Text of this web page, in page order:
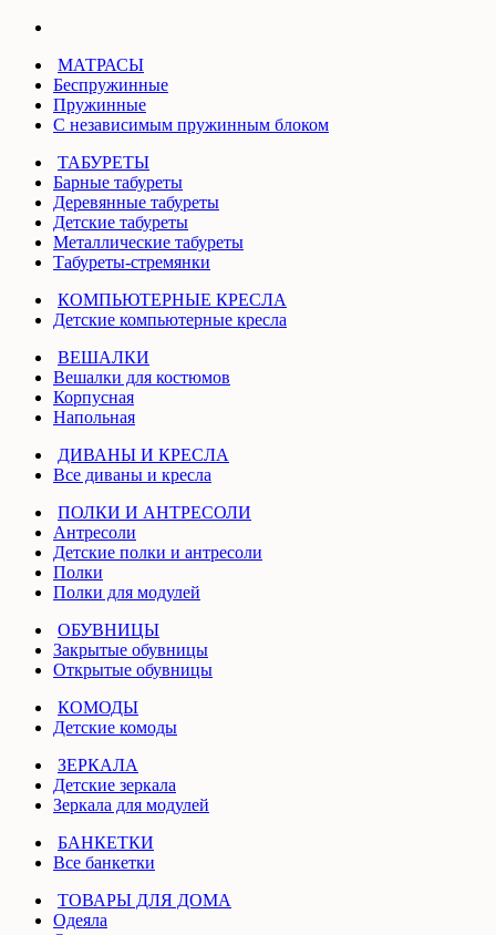
МАТРАСЫ
Беспружинные
Пружинные
С независимым пружинным блоком
ТАБУРЕТЫ
Барные табуреты
Деревянные табуреты
Детские табуреты
Металлические табуреты
Табуреты-стремянки
КОМПЬЮТЕРНЫЕ КРЕСЛА
Детские компьютерные кресла
ВЕШАЛКИ
Вешалки для костюмов
Корпусная
Напольная
ДИВАНЫ И КРЕСЛА
Все диваны и кресла
ПОЛКИ И АНТРЕСОЛИ
Антресоли
Детские полки и антресоли
Полки
Полки для модулей
ОБУВНИЦЫ
Закрытые обувницы
Открытые обувницы
КОМОДЫ
Детские комоды
ЗЕРКАЛА
Детские зеркала
Зеркала для модулей
БАНКЕТКИ
Все банкетки
ТОВАРЫ ДЛЯ ДОМА
Одеяла